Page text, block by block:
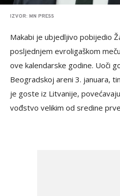
IZVOR: MN PRESS
Makabi je ubjedljivo pobijedio
posljednjem evroligaškom
ove kalendarske godine. Uoči
Beogradskoj areni 3. januara,
je goste iz Litvanije,
vođstvo velikim od sredine